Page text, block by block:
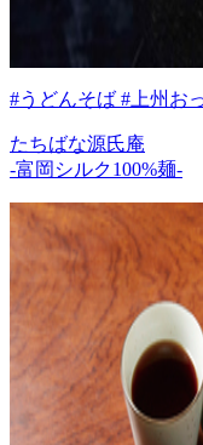
#うどんそば #上州お
たちばな源氏庵
-富岡シルク100%麺-